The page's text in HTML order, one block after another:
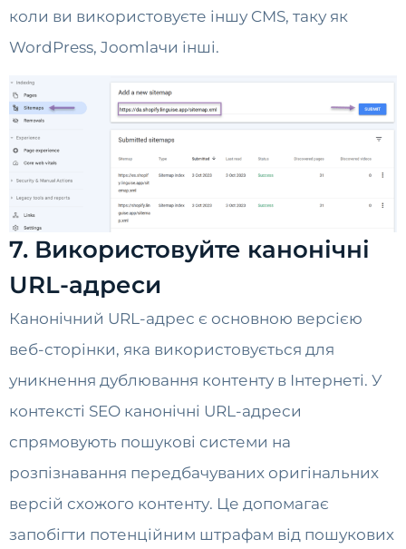
коли ви використовуєте іншу CMS, таку як
WordPress, Joomlaчи інші.
7. Використовуйте канонічні
URL-адреси
Канонічний URL-адрес є основною версією
веб-сторінки, яка використовується для
уникнення дублювання контенту в Інтернеті. У
контексті SEO канонічні URL-адреси
спрямовують пошукові системи на
розпізнавання передбачуваних оригінальних
версій схожого контенту. Це допомагає
запобігти потенційним штрафам від пошукових